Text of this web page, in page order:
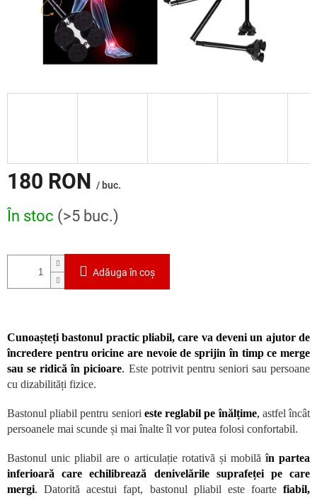
180 RON / buc.
Evaluare
preţ:
În stoc (>5 buc.)
Adăuga în coş
Cunoașteți bastonul practic pliabil, care va deveni un ajutor de
încredere pentru oricine are nevoie de sprijin în timp ce merge
sau se ridică în picioare. Este potrivit pentru seniori sau persoane
cu dizabilități fizice.
Bastonul pliabil pentru seniori este reglabil pe înălțime, astfel încât
persoanele mai scunde și mai înalte îl vor putea folosi confortabil.
Bastonul unic pliabil are o articulație rotativă și mobilăîn partea
inferioară care echilibrează denivelările suprafeței pe care
mergi. Datorită acestui fapt, bastonul pliabil este foarte fiabil,